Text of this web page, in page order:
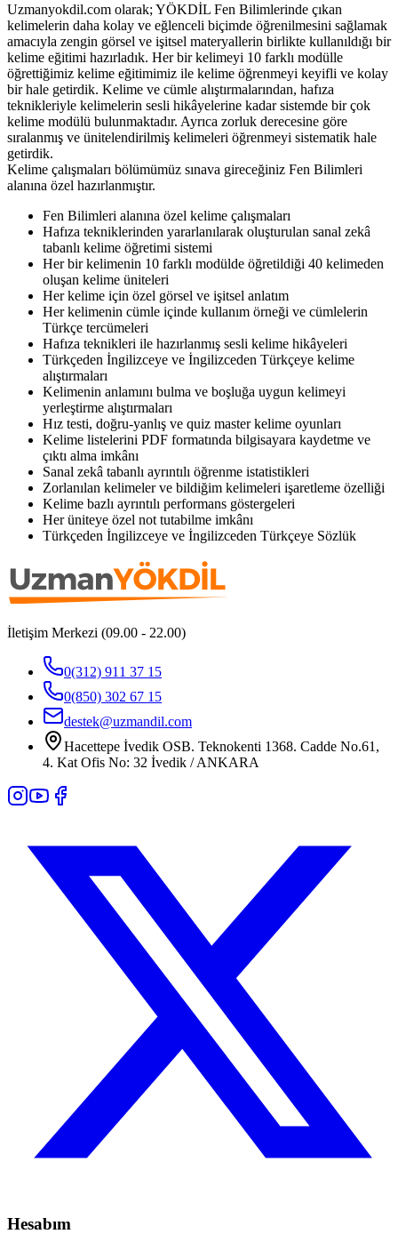
Uzmanyokdil.com olarak; YÖKDİL Fen Bilimlerinde çıkan
kelimelerin daha kolay ve eğlenceli biçimde öğrenilmesini sağlamak
amacıyla zengin görsel ve işitsel materyallerin birlikte kullanıldığı bir
kelime eğitimi hazırladık. Her bir kelimeyi 10 farklı modülle
öğrettiğimiz kelime eğitimimiz ile kelime öğrenmeyi keyifli ve kolay
bir hale getirdik. Kelime ve cümle alıştırmalarından, hafıza
teknikleriyle kelimelerin sesli hikâyelerine kadar sistemde bir çok
kelime modülü bulunmaktadır. Ayrıca zorluk derecesine göre
sıralanmış ve ünitelendirilmiş kelimeleri öğrenmeyi sistematik hale
getirdik.
Kelime çalışmaları bölümümüz sınava gireceğiniz Fen Bilimleri
alanına özel hazırlanmıştır.
Fen Bilimleri alanına özel kelime çalışmaları
Hafıza tekniklerinden yararlanılarak oluşturulan sanal zekâ
tabanlı kelime öğretimi sistemi
Her bir kelimenin 10 farklı modülde öğretildiği 40 kelimeden
oluşan kelime üniteleri
Her kelime için özel görsel ve işitsel anlatım
Her kelimenin cümle içinde kullanım örneği ve cümlelerin
Türkçe tercümeleri
Hafıza teknikleri ile hazırlanmış sesli kelime hikâyeleri
Türkçeden İngilizceye ve İngilizceden Türkçeye kelime
alıştırmaları
Kelimenin anlamını bulma ve boşluğa uygun kelimeyi
yerleştirme alıştırmaları
Hız testi, doğru-yanlış ve quiz master kelime oyunları
Kelime listelerini PDF formatında bilgisayara kaydetme ve
çıktı alma imkânı
Sanal zekâ tabanlı ayrıntılı öğrenme istatistikleri
Zorlanılan kelimeler ve bildiğim kelimeleri işaretleme özelliği
Kelime bazlı ayrıntılı performans göstergeleri
Her üniteye özel not tutabilme imkânı
Türkçeden İngilizceye ve İngilizceden Türkçeye Sözlük
İletişim Merkezi (09.00 - 22.00)
0(312) 911 37 15
0(850) 302 67 15
destek@uzmandil.com
Hacettepe İvedik OSB. Teknokenti 1368. Cadde No.61,
4. Kat Ofis No: 32 İvedik / ANKARA
Hesabım